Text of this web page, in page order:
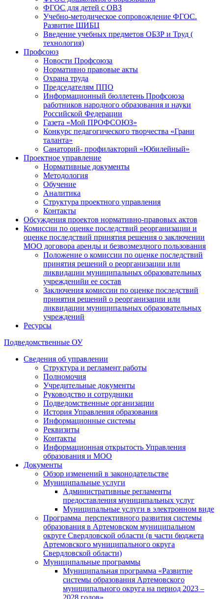
ФГОС для детей с ОВЗ
Учебно-методическое сопровождение ФГОС.
Развитие ШИБЦ
Введение учебных предметов ОБЗР и Труд (
технология)
Профсоюз
Новости Профсоюза
Нормативно правовые акты
Охрана труда
Председателям ППО
Информационный бюллетень Профсоюза
работников народного образования и науки
Российской Федерации
Газета «Мой ПРОФСОЮЗ»
Конкурс педагогического творчества «Грани
таланта»
Санаторий- профилакторий «Юбилейный»
Проектное управление
Нормативные документы
Методология
Обучение
Аналитика
Структура проектного управления
Контакты
Обсуждения проектов нормативно-правовых актов
Комиссии по оценке последствий реорганизации и
оценке последствий принятия решения о заключении
МОО договора аренды и безвозмездного пользования
Положение о комиссии по оценке последствий
принятия решений о реорганизации или
ликвидации муниципальных образовательных
учрежденийи ее состав
Заключения комиссии по оценке последствий
принятия решений о реорганизации или
ликвидации муниципальных образовательных
учреждений
Ресурсы
Подведомственные ОУ
Сведения об управлении
Структура и регламент работы
Полномочия
Учредительные документы
Руководство и сотрудники
Подведомственные организации
История Управления образования
Информационные системы
Реквизиты
Контакты
Информационная открытость Управления
образования и МОО
Документы
Обзор изменений в законодательстве
Муниципальные услуги
Административные регламенты
предоставления муниципальных услуг
Муниципальные услуги в электронном виде
Программа перспективного развития системы
образования в Артемовском муниципальном
округе Свердловской области (в части бюджета
Артемовского муниципального округа
Свердловской области)
Муниципальные программы
Муниципальная программа «Развитие
системы образования Артемовского
муниципального округа на период 2023 –